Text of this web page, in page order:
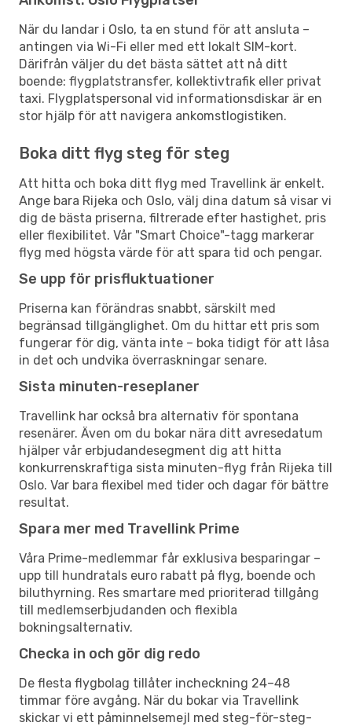
När du landar i Oslo, ta en stund för att ansluta –
antingen via Wi-Fi eller med ett lokalt SIM-kort.
Därifrån väljer du det bästa sättet att nå ditt
boende: flygplatstransfer, kollektivtrafik eller privat
taxi. Flygplatspersonal vid informationsdiskar är en
stor hjälp för att navigera ankomstlogistiken.
Boka ditt flyg steg för steg
Att hitta och boka ditt flyg med Travellink är enkelt.
Ange bara Rijeka och Oslo, välj dina datum så visar vi
dig de bästa priserna, filtrerade efter hastighet, pris
eller flexibilitet. Vår "Smart Choice"-tagg markerar
flyg med högsta värde för att spara tid och pengar.
Se upp för prisfluktuationer
Priserna kan förändras snabbt, särskilt med
begränsad tillgänglighet. Om du hittar ett pris som
fungerar för dig, vänta inte – boka tidigt för att låsa
in det och undvika överraskningar senare.
Sista minuten-reseplaner
Travellink har också bra alternativ för spontana
resenärer. Även om du bokar nära ditt avresedatum
hjälper vår erbjudandesegment dig att hitta
konkurrenskraftiga sista minuten-flyg från Rijeka till
Oslo. Var bara flexibel med tider och dagar för bättre
resultat.
Spara mer med Travellink Prime
Våra Prime-medlemmar får exklusiva besparingar –
upp till hundratals euro rabatt på flyg, boende och
biluthyrning. Res smartare med prioriterad tillgång
till medlemserbjudanden och flexibla
bokningsalternativ.
Checka in och gör dig redo
De flesta flygbolag tillåter incheckning 24–48
timmar före avgång. När du bokar via Travellink
skickar vi ett påminnelsemejl med steg-för-steg-